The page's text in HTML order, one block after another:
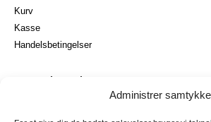
Administrer samtykke
I alt
Køb for900,00kr.
Kurv
Kasse
Handelsbetingelser
Vores brands